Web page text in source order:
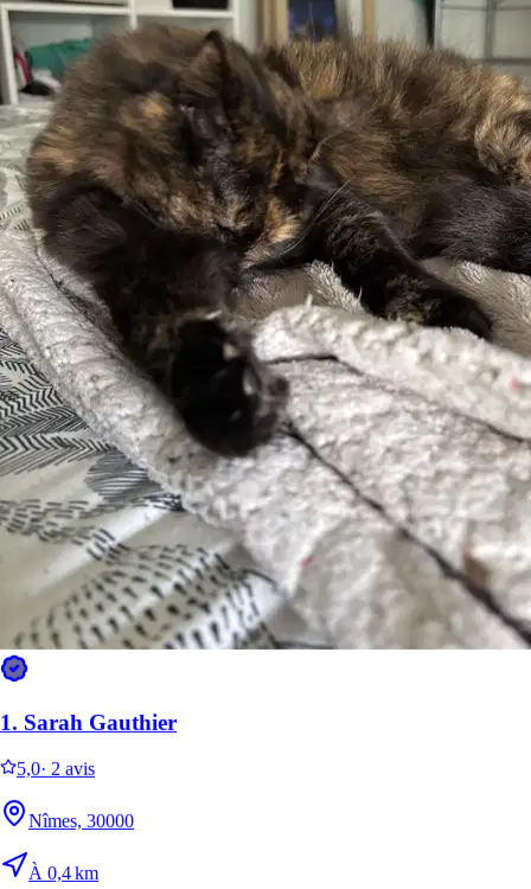
1. Sarah Gauthier
5,0· 2 avis
Nîmes, 30000
À 0,4 km